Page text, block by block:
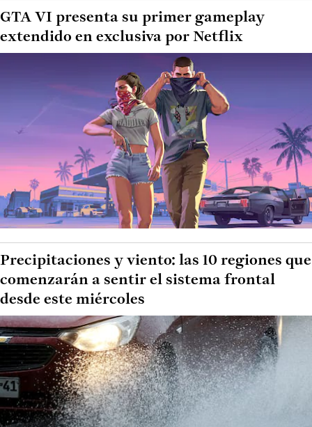
GTA VI presenta su primer gameplay
extendido en exclusiva por Netflix
Precipitaciones y viento: las 10 regiones que
comenzarán a sentir el sistema frontal
desde este miércoles